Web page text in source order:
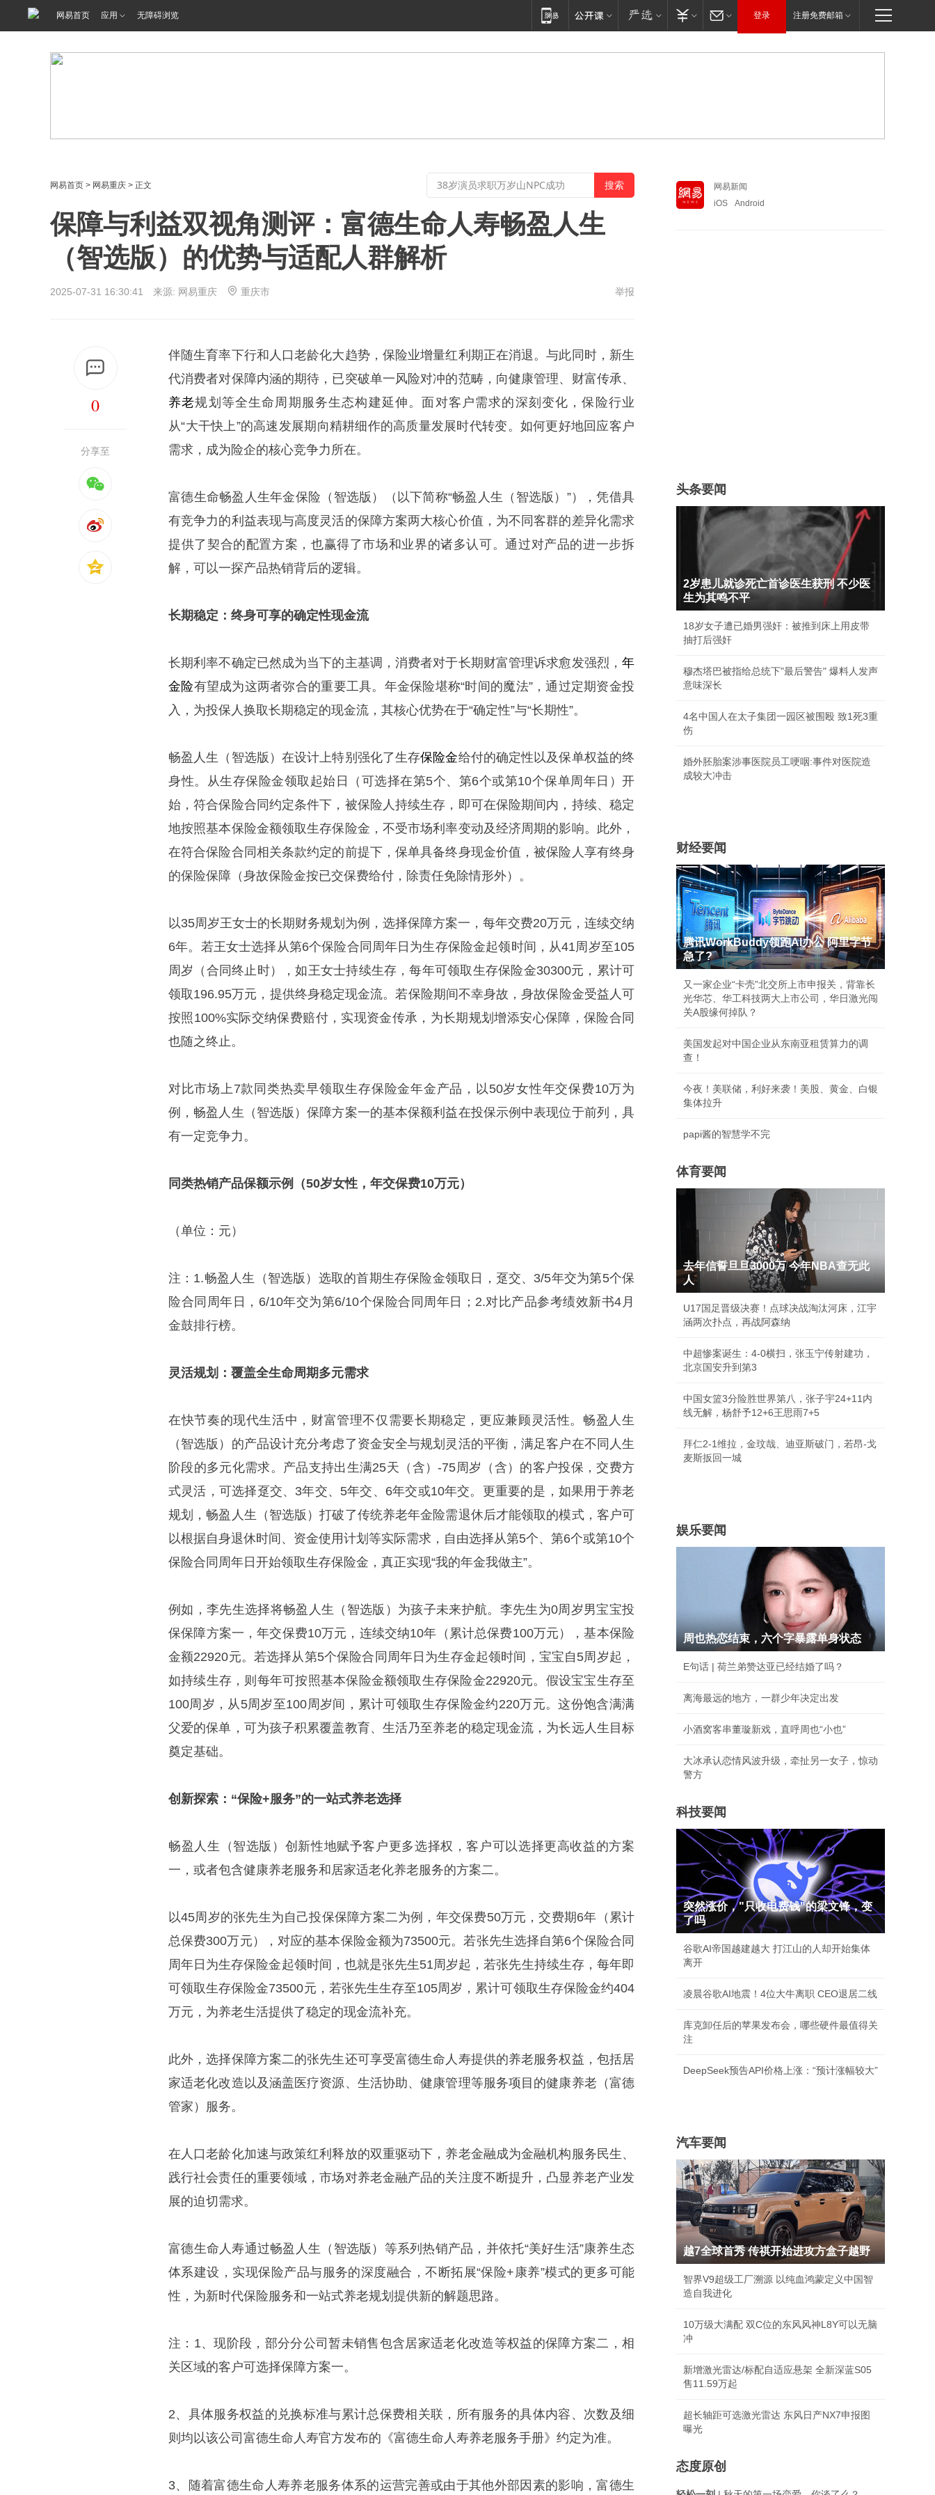
网易首页 应用 无障碍浏览 登录 注册免费邮箱
网易首页 > 网易重庆 > 正文
保障与利益双视角测评：富德生命人寿畅盈人生
（智选版）的优势与适配人群解析
2025-07-31 16:30:41 来源: 网易重庆 重庆市 举报
0
分享至
伴随生育率下行和人口老龄化大趋势，保险业增量红利期正在消退。与此同时，新生
代消费者对保障内涵的期待，已突破单一风险对冲的范畴，向健康管理、财富传承、
养老规划等全生命周期服务生态构建延伸。面对客户需求的深刻变化，保险行业
从“大干快上”的高速发展期向精耕细作的高质量发展时代转变。如何更好地回应客户
需求，成为险企的核心竞争力所在。
富德生命畅盈人生年金保险（智选版）（以下简称“畅盈人生（智选版）”），凭借具
有竞争力的利益表现与高度灵活的保障方案两大核心价值，为不同客群的差异化需求
提供了契合的配置方案，也赢得了市场和业界的诸多认可。通过对产品的进一步拆
解，可以一探产品热销背后的逻辑。
长期稳定：终身可享的确定性现金流
长期利率不确定已然成为当下的主基调，消费者对于长期财富管理诉求愈发强烈， 年
金险有望成为这两者弥合的重要工具。年金保险堪称“时间的魔法”，通过定期资金投
入，为投保人换取长期稳定的现金流，其核心优势在于“确定性”与“长期性”。
畅盈人生（智选版）在设计上特别强化了生存保险金给付的确定性以及保单权益的终
身性。从生存保险金领取起始日（可选择在第5个、第6个或第10个保单周年日）开
始，符合保险合同约定条件下，被保险人持续生存，即可在保险期间内，持续、稳定
地按照基本保险金额领取生存保险金，不受市场利率变动及经济周期的影响。此外，
在符合保险合同相关条款约定的前提下，保单具备终身现金价值，被保险人享有终身
的保险保障（身故保险金按已交保费给付，除责任免除情形外）。
以35周岁王女士的长期财务规划为例，选择保障方案一，每年交费20万元，连续交纳
6年。若王女士选择从第6个保险合同周年日为生存保险金起领时间，从41周岁至105
周岁（合同终止时），如王女士持续生存，每年可领取生存保险金30300元，累计可
领取196.95万元，提供终身稳定现金流。若保险期间不幸身故，身故保险金受益人可
按照100%实际交纳保费赔付，实现资金传承，为长期规划增添安心保障，保险合同
也随之终止。
对比市场上7款同类热卖早领取生存保险金年金产品，以50岁女性年交保费10万为
例，畅盈人生（智选版）保障方案一的基本保额利益在投保示例中表现位于前列，具
有一定竞争力。
同类热销产品保额示例（50岁女性，年交保费10万元）
（单位：元）
注：1.畅盈人生（智选版）选取的首期生存保险金领取日，趸交、3/5年交为第5个保
险合同周年日，6/10年交为第6/10个保险合同周年日；2.对比产品参考绩效新书4月
金鼓排行榜。
灵活规划：覆盖全生命周期多元需求
在快节奏的现代生活中，财富管理不仅需要长期稳定，更应兼顾灵活性。畅盈人生
（智选版）的产品设计充分考虑了资金安全与规划灵活的平衡，满足客户在不同人生
阶段的多元化需求。产品支持出生满25天（含）-75周岁（含）的客户投保，交费方
式灵活，可选择趸交、3年交、5年交、6年交或10年交。更重要的是，如果用于养老
规划，畅盈人生（智选版）打破了传统养老年金险需退休后才能领取的模式，客户可
以根据自身退休时间、资金使用计划等实际需求，自由选择从第5个、第6个或第10个
保险合同周年日开始领取生存保险金，真正实现“我的年金我做主”。
例如，李先生选择将畅盈人生（智选版）为孩子未来护航。李先生为0周岁男宝宝投
保保障方案一，年交保费10万元，连续交纳10年（累计总保费100万元），基本保险
金额22920元。若选择从第5个保险合同周年日为生存金起领时间，宝宝自5周岁起，
如持续生存，则每年可按照基本保险金额领取生存保险金22920元。假设宝宝生存至
100周岁，从5周岁至100周岁间，累计可领取生存保险金约220万元。这份饱含满满
父爱的保单，可为孩子积累覆盖教育、生活乃至养老的稳定现金流，为长远人生目标
奠定基础。
创新探索：“保险+服务”的一站式养老选择
畅盈人生（智选版）创新性地赋予客户更多选择权，客户可以选择更高收益的方案
一，或者包含健康养老服务和居家适老化养老服务的方案二。
以45周岁的张先生为自己投保保障方案二为例，年交保费50万元，交费期6年（累计
总保费300万元），对应的基本保险金额为73500元。若张先生选择自第6个保险合同
周年日为生存保险金起领时间，也就是张先生51周岁起，若张先生持续生存，每年即
可领取生存保险金73500元，若张先生生存至105周岁，累计可领取生存保险金约404
万元，为养老生活提供了稳定的现金流补充。
此外，选择保障方案二的张先生还可享受富德生命人寿提供的养老服务权益，包括居
家适老化改造以及涵盖医疗资源、生活协助、健康管理等服务项目的健康养老（富德
管家）服务。
在人口老龄化加速与政策红利释放的双重驱动下，养老金融成为金融机构服务民生、
践行社会责任的重要领域，市场对养老金融产品的关注度不断提升，凸显养老产业发
展的迫切需求。
富德生命人寿通过畅盈人生（智选版）等系列热销产品，并依托“美好生活”康养生态
体系建设，实现保险产品与服务的深度融合，不断拓展“保险+康养”模式的更多可能
性，为新时代保险服务和一站式养老规划提供新的解题思路。
注：1、现阶段，部分分公司暂未销售包含居家适老化改造等权益的保障方案二，相
关区域的客户可选择保障方案一。
2、具体服务权益的兑换标准与累计总保费相关联，所有服务的具体内容、次数及细
则均以该公司富德生命人寿官方发布的《富德生命人寿养老服务手册》约定为准。
3、随着富德生命人寿养老服务体系的运营完善或由于其他外部因素的影响，富德生
网易新闻
iOS
Android
头条要闻
2岁患儿就诊死亡首诊医生获刑 不少医
生为其鸣不平
18岁女子遭已婚男强奸：被推到床上用皮带
抽打后强奸
穆杰塔巴被指给总统下"最后警告" 爆料人发声
意味深长
4名中国人在太子集团一园区被围殴 致1死3重
伤
婚外胚胎案涉事医院员工哽咽:事件对医院造
成较大冲击
财经要闻
腾讯WorkBuddy领跑AI办公 阿里字节
急了?
又一家企业“卡壳”北交所上市申报关，背靠长
光华芯、华工科技两大上市公司，华日激光闯
关A股缘何掉队？
美国发起对中国企业从东南亚租赁算力的调
查！
今夜！美联储，利好来袭！美股、黄金、白银
集体拉升
papi酱的智慧学不完
体育要闻
去年信誓旦旦3000万 今年NBA查无此
人
U17国足晋级决赛！点球决战淘汰河床，江宇
涵两次扑点，再战阿森纳
中超惨案诞生：4-0横扫，张玉宁传射建功，
北京国安升到第3
中国女篮3分险胜世界第八，张子宇24+11内
线无解，杨舒予12+6王思雨7+5
拜仁2-1维拉，金玟哉、迪亚斯破门，若昂-戈
麦斯扳回一城
娱乐要闻
周也热恋结束，六个字暴露单身状态
E句话 | 荷兰弟赞达亚已经结婚了吗？
离海最远的地方，一群少年决定出发
小酒窝客串董璇新戏，直呼周也“小也”
大冰承认恋情风波升级，牵扯另一女子，惊动
警方
科技要闻
突然涨价，"只收电费钱"的梁文锋，变
了吗
谷歌AI帝国越建越大 打江山的人却开始集体
离开
凌晨谷歌AI地震！4位大牛离职 CEO退居二线
库克卸任后的苹果发布会，哪些硬件最值得关
注
DeepSeek预告API价格上涨：“预计涨幅较大”
汽车要闻
越7全球首秀 传祺开始进攻方盒子越野
智界V9超级工厂溯源 以纯血鸿蒙定义中国智
造自我进化
10万级大满配 双C位的东风风神L8Y可以无脑
冲
新增激光雷达/标配自适应悬架 全新深蓝S05
售11.59万起
超长轴距可选激光雷达 东风日产NX7申报图
曝光
态度原创